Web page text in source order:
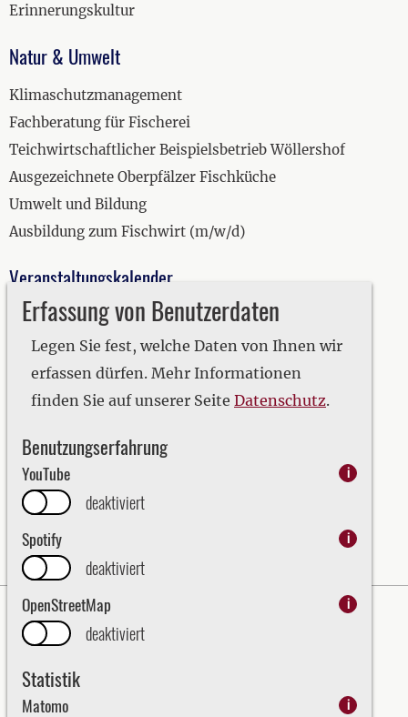
Erfassung von Benutzerdaten
Legen Sie fest, welche Daten von Ihnen wir
erfassen dürfen. Mehr Informationen
finden Sie auf unserer Seite Datenschutz.
Benutzungserfahrung
YouTube i
deaktiviert
Spotify
i
deaktiviert
OpenStreetMap
i
deaktiviert
Statistik
Matomo i
Erinnerungskultur
Natur & Umwelt
Klimaschutzmanagement
Fachberatung für Fischerei
Teichwirtschaftlicher Beispielsbetrieb Wöllershof
Ausgezeichnete Oberpfälzer Fischküche
Umwelt und Bildung
Ausbildung zum Fischwirt (m/w/d)
Veranstaltungskalender
2019
2020
2021
2022
2024
2025
2026
Impressum
Datenschutz
Bezirk Oberpfalz - English
Kraj Horní Falc (Bezirk Oberpfalz)